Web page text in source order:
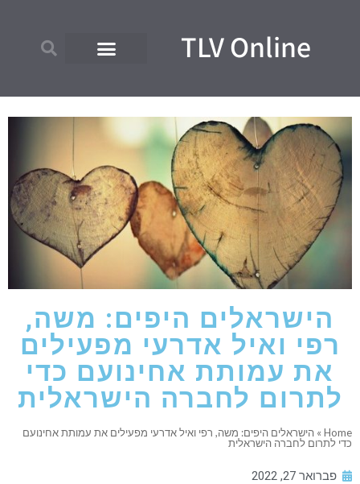
TLV Online
הישראלים היפים: משה,
רפי ואיל אדרעי מפעילים
את עמותת אחינועם כדי
לתרום לחברה הישראלית
Home
» הישראלים היפים: משה, רפי ואיל אדרעי מפעילים את עמותת אחינועם
כדי לתרום לחברה הישראלית
פברואר 27, 2022